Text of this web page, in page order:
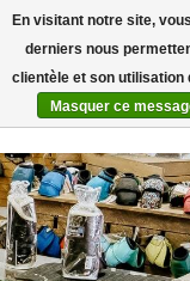
En visitant notre site,
derniers nous
clientèle et son utilisation
Masquer ce